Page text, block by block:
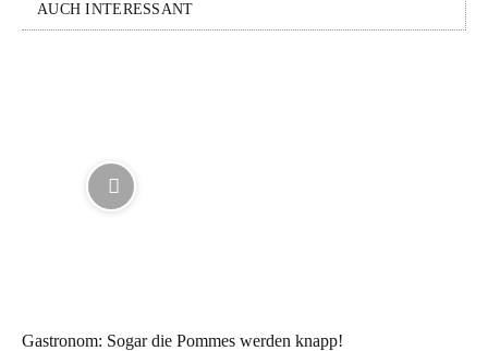
AUCH INTERESSANT
Gastronom: Sogar die Pommes werden knapp!